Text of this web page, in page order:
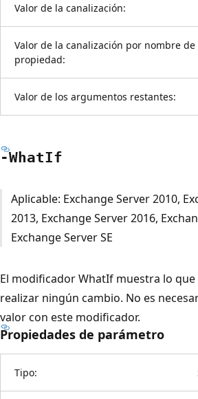
Valor de la canalización:
Valor de la canalización por nombre de
propiedad:
Valor de los argumentos restantes:
-WhatIf
Aplicable: Exchange Server 2010,
2013, Exchange Server 2016,
Exchange Server SE
El modificador WhatIf muestra lo
realizar ningún cambio. No es
valor con este modificador.
Propiedades de parámetro
Tipo: